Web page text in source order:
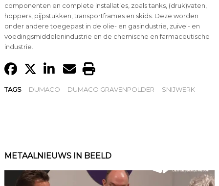
componenten en complete installaties, zoals tanks, (druk)vaten,
hoppers, pijpstukken, transportframes en skids. Deze worden
onder andere toegepast in de olie- en gasindustrie, zuivel- en
voedingsmiddelenindustrie en de chemische en farmaceutische
industrie.
TAGS DUMACO DUMACO GRAVENPOLDER SNIJWERK
METAALNIEUWS IN BEELD